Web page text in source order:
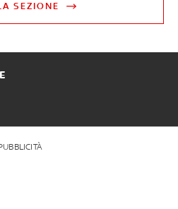
SEZIONE